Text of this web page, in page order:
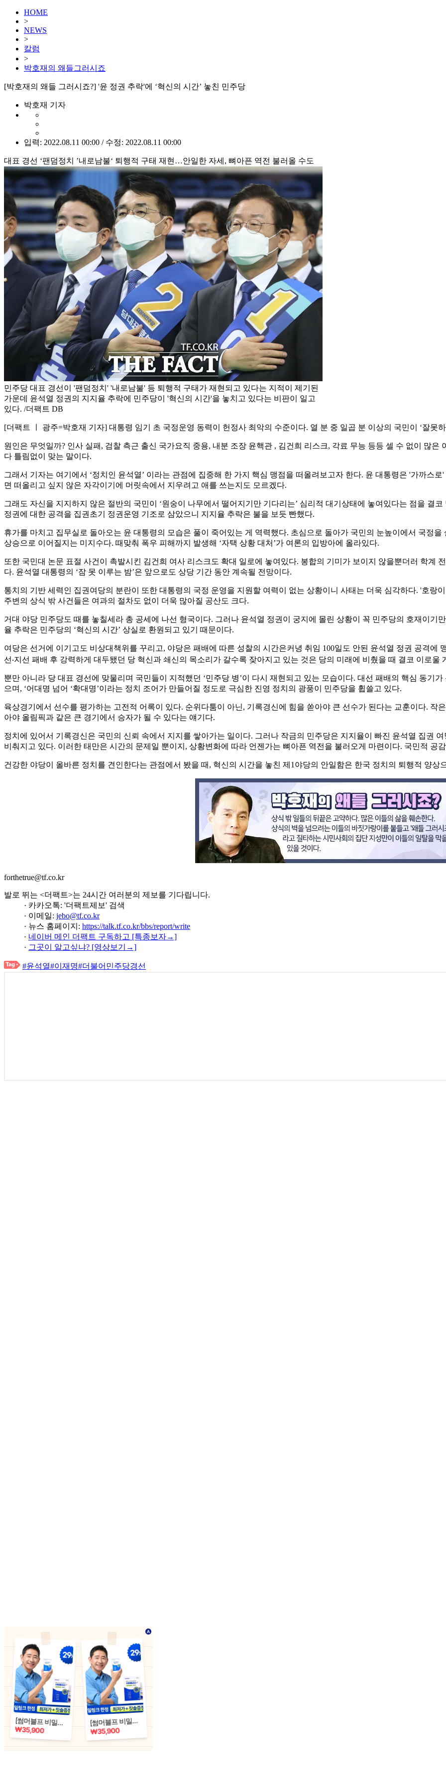
HOME
>
NEWS
>
칼럼
>
박호재의 왜들그러시죠
[박호재의 왜들 그러시죠?] '윤 정권 추락'에 ‘혁신의 시간’ 놓친 민주당
박호재 기자
입력: 2022.08.11 00:00 / 수정: 2022.08.11 00:00
대표 경선 ‘팬덤정치 ’내로남불‘ 퇴행적 구태 재현…안일한 자세, 뼈아픈 역전 불러올 수도
민주당 대표 경선이 '팬덤정치' '내로남불' 등 퇴행적 구태가 재현되고 있다는 지적이 제기된
가운데 윤석열 정권의 지지율 추락에 민주당이 '혁신의 시간'을 놓치고 있다는 비판이 일고
있다. /더팩트 DB
[더팩트 ㅣ 광주=박호재 기자] 대통령 임기 초 국정운영 동력이 헌정사 최악의 수준이다. 열 분 중 일곱 분 이상의 국민이 ‘잘못
원인은 무엇일까? 인사 실패, 검찰 측근 출신 국가요직 중용, 내분 조장 윤핵관 , 김건희 리스크, 각료 무능 등등 셀 수 없이 많
다 틀림없이 맞는 말이다.
그래서 기자는 여기에서 ‘정치인 윤석열’ 이라는 관점에 집중해 한 가지 핵심 맹점을 떠올려보고자 한다. 윤 대통령은 '가까스
면 떠올리고 싶지 않은 자각이기에 머릿속에서 지우려고 애를 쓰는지도 모르겠다.
그래도 자신을 지지하지 않은 절반의 국민이 ‘원숭이 나무에서 떨어지기만 기다리는’ 심리적 대기상태에 놓여있다는 점을 결
정권에 대한 공격을 집권초기 정권운영 기조로 삼았으니 지지율 추락은 불을 보듯 빤했다.
휴가를 마치고 집무실로 돌아오는 윤 대통령의 모습은 풀이 죽어있는 게 역력했다. 초심으로 돌아가 국민의 눈높이에서 국정
상승으로 이어질지는 미지수다. 때맞춰 폭우 피해까지 발생해 ‘자택 상황 대처’가 여론의 입방아에 올라있다.
또한 국민대 논문 표절 사건이 촉발시킨 김건희 여사 리스크도 확대 일로에 놓여있다. 봉합의 기미가 보이지 않을뿐더러 학계
다. 윤석열 대통령의 ‘잠 못 이루는 밤’은 앞으로도 상당 기간 동안 계속될 전망이다.
통치의 기반 세력인 집권여당의 분란이 또한 대통령의 국정 운영을 지원할 여력이 없는 상황이니 사태는 더욱 심각하다. '호랑
주변의 상식 밖 사건들은 여과의 절차도 없이 더욱 많아질 공산도 크다.
거대 야당 민주당도 때를 놓칠세라 총 공세에 나선 형국이다. 그러나 윤석열 정권이 궁지에 몰린 상황이 꼭 민주당의 호재이기
율 추락은 민주당의 ‘혁신의 시간’ 상실로 환원되고 있기 때문이다.
여당은 선거에 이기고도 비상대책위를 꾸리고, 야당은 패배에 따른 성찰의 시간은커녕 취임 100일도 안된 윤석열 정권 공격에
선‧지선 패배 후 강력하게 대두됐던 당 혁신과 쇄신의 목소리가 갈수록 잦아지고 있는 것은 당의 미래에 비췄을 때 결코 이로울
뿐만 아니라 당 대표 경선에 맞물리며 국민들이 지적했던 ‘민주당 병’이 다시 재현되고 있는 모습이다. 대선 패배의 핵심 동기
으며, ‘어대명 넘어 ‘확대명’이라는 정치 조어가 만들어질 정도로 극심한 진영 정치의 광풍이 민주당을 휩쓸고 있다.
육상경기에서 선수를 평가하는 고전적 어록이 있다. 순위다툼이 아닌, 기록경신에 힘을 쏟아야 큰 선수가 된다는 교훈이다. 작
아야 올림픽과 같은 큰 경기에서 승자가 될 수 있다는 얘기다.
정치에 있어서 기록경신은 국민의 신뢰 속에서 지지를 쌓아가는 일이다. 그러나 작금의 민주당은 지지율이 빠진 윤석열 집권
비춰지고 있다. 이러한 태만은 시간의 문제일 뿐이지, 상황변화에 따라 언젠가는 뼈아픈 역전을 불러오게 마련이다. 국민적 공
건강한 야당이 올바른 정치를 견인한다는 관점에서 봤을 때, 혁신의 시간을 놓친 제1야당의 안일함은 한국 정치의 퇴행적 양상
forthetrue@tf.co.kr
발로 뛰는 <더팩트>는 24시간 여러분의 제보를 기다립니다.
· 카카오톡: '더팩트제보' 검색
· 이메일: jebo@tf.co.kr
· 뉴스 홈페이지: https://talk.tf.co.kr/bbs/report/write
· 네이버 메인 더팩트 구독하고 [특종보자→]
· 그곳이 알고싶냐? [영상보기→]
#윤석열#이재명#더불어민주당경선